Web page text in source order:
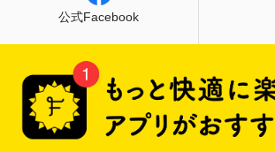
公式Facebook